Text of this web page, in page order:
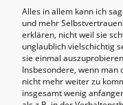
Alles in allem kann ich
und mehr
erklären, nicht weil sie
unglaublich vielschichtig
sie einmal
Insbesondere, wenn man
nicht mehr weiter zu
insgesamt wenig